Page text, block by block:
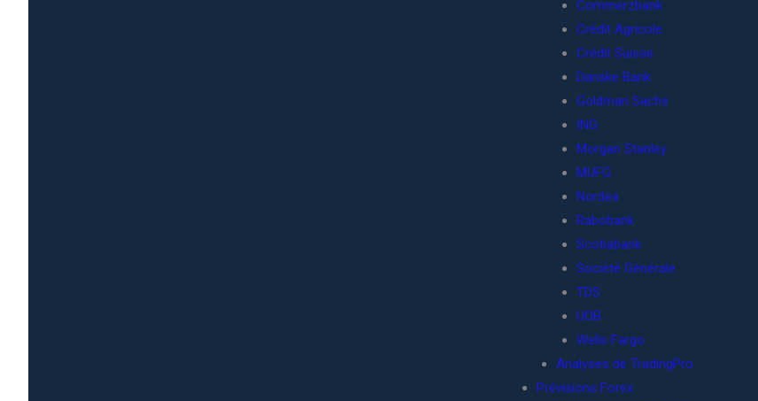
Commerzbank
Crédit Agricole
Crédit Suisse
Danske Bank
Goldman Sachs
ING
Morgan Stanley
MUFG
Nordea
Rabobank
Scotiabank
Société Générale
TDS
UOB
Wells Fargo
Analyses de TradingPro
Prévisions Forex